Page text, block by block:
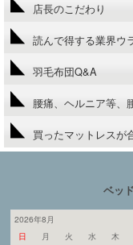
店長のこだわり
読んで得する業界ウ
羽毛布団Q&A
腰痛、ヘルニア等、
買ったマットレスが
ベッ
2026年8月
日
月 火 水 木